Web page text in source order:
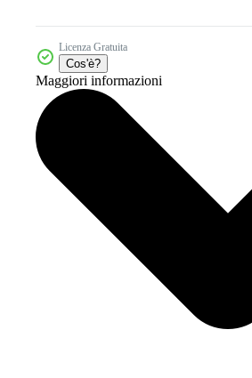
Licenza Gratuita
Cos'è?
Maggiori informazioni